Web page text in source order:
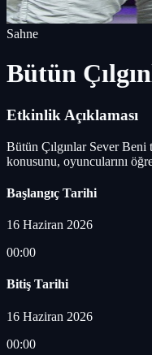
Sahne
Bütün
Etkinlik Açıklaması
Bütün Çılgınlar Sever
konusunu, oyuncularını
Başlangıç Tarihi
16 Haziran 2026
00:00
Bitiş Tarihi
16 Haziran 2026
00:00